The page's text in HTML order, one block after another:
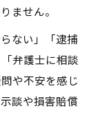
ません。
ない」「逮捕
弁護士に相談
や不安を感じ
談や損害賠償